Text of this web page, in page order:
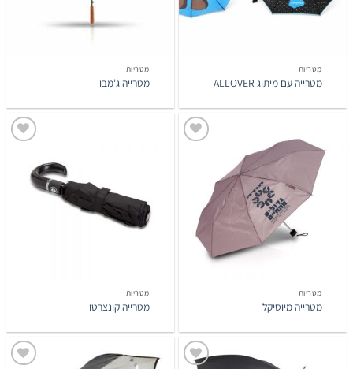
מטריות
מטרייה עם מיתוג ALLOVER
מטריות
מטרייה ג'מבו
מטריות
מטרייה מיוסיקל
המשאלות
מטריות
מטרייה קונצרטו